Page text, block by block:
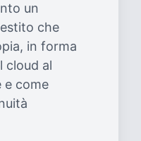
un
che
in forma
cloud al
e come